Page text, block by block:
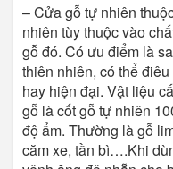
– Cửa gỗ tự nhiên
nhiên tùy thuộc vào
gỗ đó. Có ưu điểm là
thiên nhiên, có thể
hay hiện đại. Vật liệu
gỗ là cốt gỗ tự nhiên
độ ẩm. Thường là gỗ
căm xe, tần bì….Khi